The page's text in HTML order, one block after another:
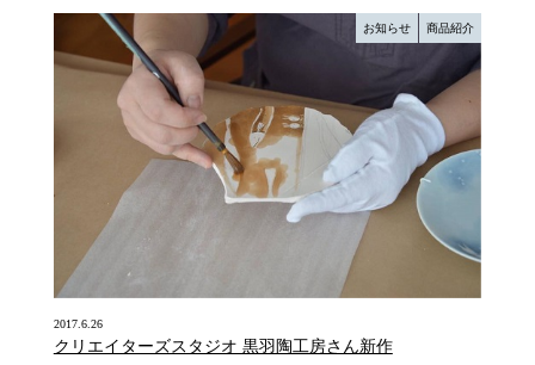
お知らせ 商品紹介
2017.6.26
クリエイターズスタジオ 黒羽陶工房さん新作